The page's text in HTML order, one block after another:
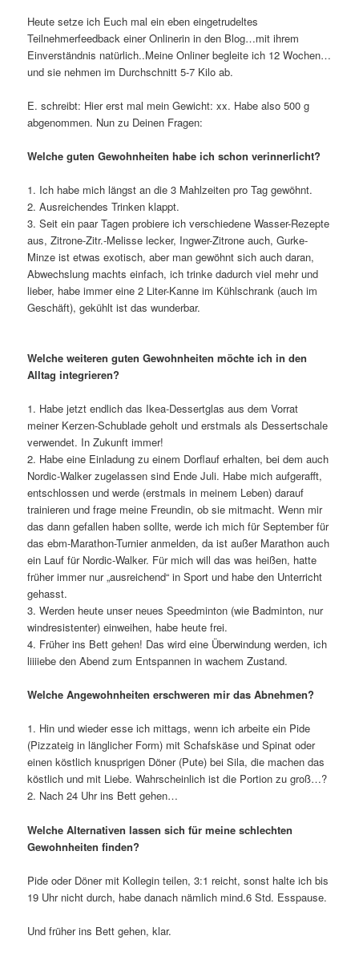
Heute setze ich Euch mal ein eben eingetrudeltes
Teilnehmerfeedback einer Onlinerin in den Blog…mit ihrem
Einverständnis natürlich..Meine Onliner begleite ich 12 Wochen…
und sie nehmen im Durchschnitt 5-7 Kilo ab.
E. schreibt: Hier erst mal mein Gewicht: xx. Habe also 500 g
abgenommen. Nun zu Deinen Fragen:
Welche guten Gewohnheiten habe ich schon verinnerlicht?
1. Ich habe mich längst an die 3 Mahlzeiten pro Tag gewöhnt.
2. Ausreichendes Trinken klappt.
3. Seit ein paar Tagen probiere ich verschiedene Wasser-Rezepte
aus, Zitrone-Zitr.-Melisse lecker, Ingwer-Zitrone auch, Gurke-
Minze ist etwas exotisch, aber man gewöhnt sich auch daran,
Abwechslung machts einfach, ich trinke dadurch viel mehr und
lieber, habe immer eine 2 Liter-Kanne im Kühlschrank (auch im
Geschäft), gekühlt ist das wunderbar.
Welche weiteren guten Gewohnheiten möchte ich in den
Alltag integrieren?
1. Habe jetzt endlich das Ikea-Dessertglas aus dem Vorrat
meiner Kerzen-Schublade geholt und erstmals als Dessertschale
verwendet. In Zukunft immer!
2. Habe eine Einladung zu einem Dorflauf erhalten, bei dem auch
Nordic-Walker zugelassen sind Ende Juli. Habe mich aufgerafft,
entschlossen und werde (erstmals in meinem Leben) darauf
trainieren und frage meine Freundin, ob sie mitmacht. Wenn mir
das dann gefallen haben sollte, werde ich mich für September für
das ebm-Marathon-Turnier anmelden, da ist außer Marathon auch
ein Lauf für Nordic-Walker. Für mich will das was heißen, hatte
früher immer nur „ausreichend“ in Sport und habe den Unterricht
gehasst.
3. Werden heute unser neues Speedminton (wie Badminton, nur
windresistenter) einweihen, habe heute frei.
4. Früher ins Bett gehen! Das wird eine Überwindung werden, ich
liiiiebe den Abend zum Entspannen in wachem Zustand.
Welche Angewohnheiten erschweren mir das Abnehmen?
1. Hin und wieder esse ich mittags, wenn ich arbeite ein Pide
(Pizzateig in länglicher Form) mit Schafskäse und Spinat oder
einen köstlich knusprigen Döner (Pute) bei Sila, die machen das
köstlich und mit Liebe. Wahrscheinlich ist die Portion zu groß…?
2. Nach 24 Uhr ins Bett gehen…
Welche Alternativen lassen sich für meine schlechten
Gewohnheiten finden?
Pide oder Döner mit Kollegin teilen, 3:1 reicht, sonst halte ich bis
19 Uhr nicht durch, habe danach nämlich mind.6 Std. Esspause.
Und früher ins Bett gehen, klar.